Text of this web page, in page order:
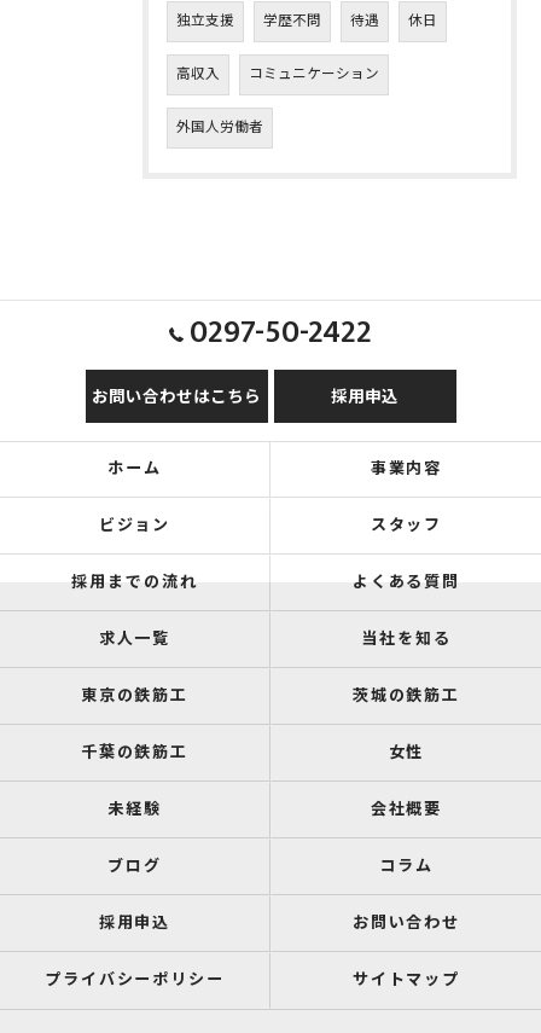
独立支援 学歴不問 待遇 休日
高収入 コミュニケーション
外国人労働者
0297-50-2422
お問い合わせはこちら 採用申込
ホーム 事業内容
ビジョン スタッフ
採用までの流れ よくある質問
求人一覧 当社を知る
東京の鉄筋工 茨城の鉄筋工
千葉の鉄筋工 女性
未経験 会社概要
ブログ コラム
採用申込 お問い合わせ
プライバシーポリシー サイトマップ